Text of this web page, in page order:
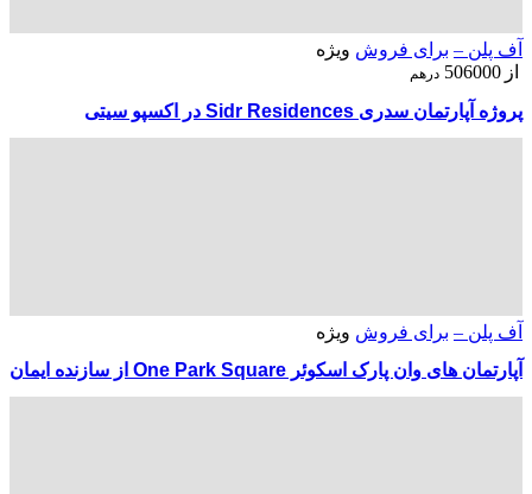
آف پلن – برای فروش ویژه
از 506000 درهم
پروژه آپارتمان سدری Sidr Residences در اکسپو سیتی
آف پلن – برای فروش ویژه
آپارتمان های وان پارک اسکوئر One Park Square از سازنده ایمان